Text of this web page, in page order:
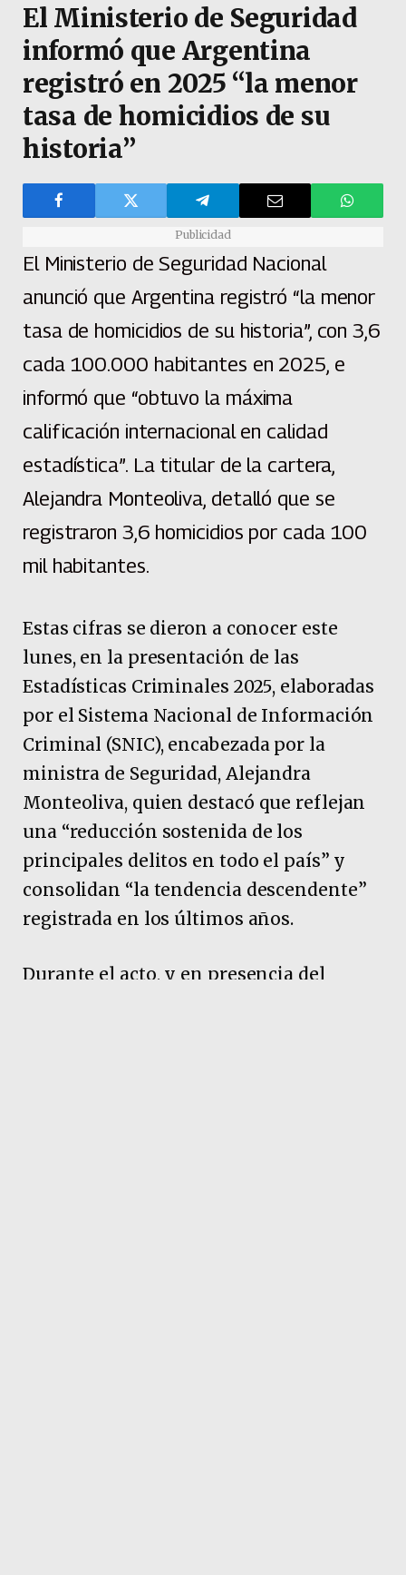
El Ministerio de Seguridad
informó que Argentina
registró en 2025 “la menor
tasa de homicidios de su
historia”
Publicidad
El Ministerio de Seguridad Nacional
anunció que Argentina registró “la menor
tasa de homicidios de su historia”, con 3,6
cada 100.000 habitantes en 2025, e
informó que “obtuvo la máxima
calificación internacional en calidad
estadística”. La titular de la cartera,
Alejandra Monteoliva, detalló que se
registraron 3,6 homicidios por cada 100
mil habitantes.
Estas cifras se dieron a conocer este
lunes, en la presentación de las
Estadísticas Criminales 2025, elaboradas
por el Sistema Nacional de Información
Criminal (SNIC), encabezada por la
ministra de Seguridad, Alejandra
Monteoliva, quien destacó que reflejan
una “reducción sostenida de los
principales delitos en todo el país” y
consolidan “la tendencia descendente”
registrada en los últimos años.
Durante el acto, y en presencia del